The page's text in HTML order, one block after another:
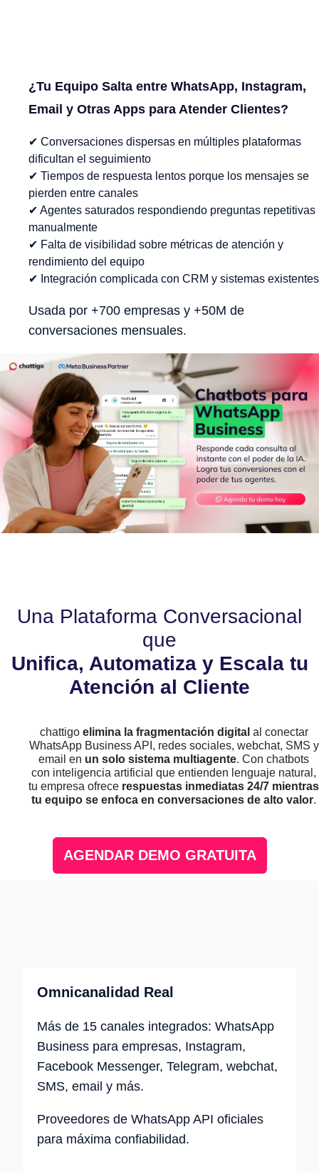
¿Tu Equipo Salta entre WhatsApp, Instagram,
Email y Otras Apps para Atender Clientes?
✔ Conversaciones dispersas en múltiples plataformas
dificultan el seguimiento
✔ Tiempos de respuesta lentos porque los mensajes se
pierden entre canales
✔ Agentes saturados respondiendo preguntas repetitivas
manualmente
✔ Falta de visibilidad sobre métricas de atención y
rendimiento del equipo
✔ Integración complicada con CRM y sistemas existentes
Usada por +700 empresas y +50M de
conversaciones mensuales.
Una Plataforma Conversacional
que
Unifica, Automatiza y Escala tu
Atención al Cliente
chattigo elimina la fragmentación digital al conectar
WhatsApp Business API, redes sociales, webchat, SMS y
email en un solo sistema multiagente. Con chatbots
con inteligencia artificial que entienden lenguaje natural,
tu empresa ofrece respuestas inmediatas 24/7 mientras
tu equipo se enfoca en conversaciones de alto valor.
AGENDAR DEMO GRATUITA
Omnicanalidad Real
Más de 15 canales integrados: WhatsApp
Business para empresas, Instagram,
Facebook Messenger, Telegram, webchat,
SMS, email y más.
Proveedores de WhatsApp API oficiales
para máxima confiabilidad.